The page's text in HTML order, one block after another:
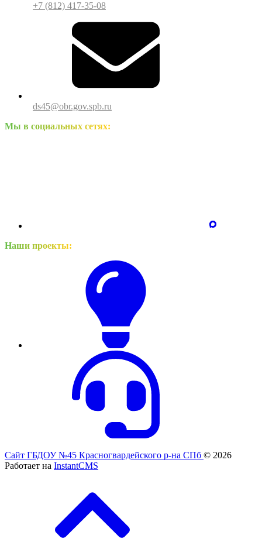
+7 (812) 417-35-08
ds45@obr.gov.spb.ru
Мы в социальных сетях:
Наши проекты:
Сайт ГБДОУ №45 Красногвардейского р-на СПб © 2026
Работает на InstantCMS